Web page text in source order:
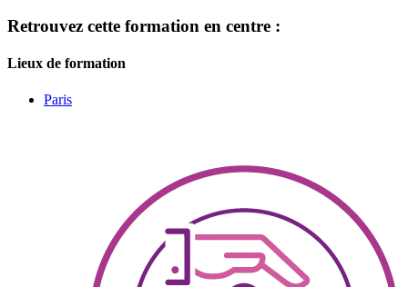
Retrouvez cette formation en centre :
Lieux de formation
Paris